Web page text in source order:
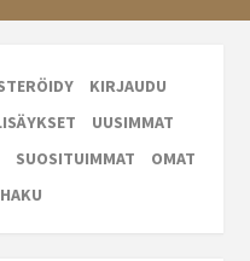
KIRJAUDU
UUSIMMAT
SUOSITUIMMAT
OMAT
HAKU